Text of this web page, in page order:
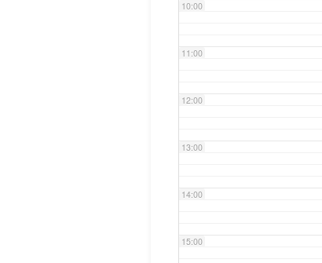
10:00
11:00
12:00
13:00
14:00
15:00